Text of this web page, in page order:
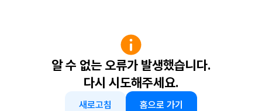
알 수 없는 오류가 발생했습니다.
다시 시도해주세요.
새로고침 홈으로 가기